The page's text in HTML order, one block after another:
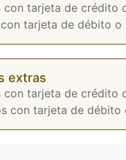
con tarjeta de crédito
tarjeta de débito o
extras
con tarjeta de crédito
con tarjeta de débito